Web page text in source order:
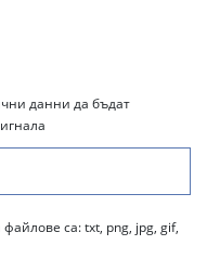
данни да бъдат
са: txt, png, jpg, gif,